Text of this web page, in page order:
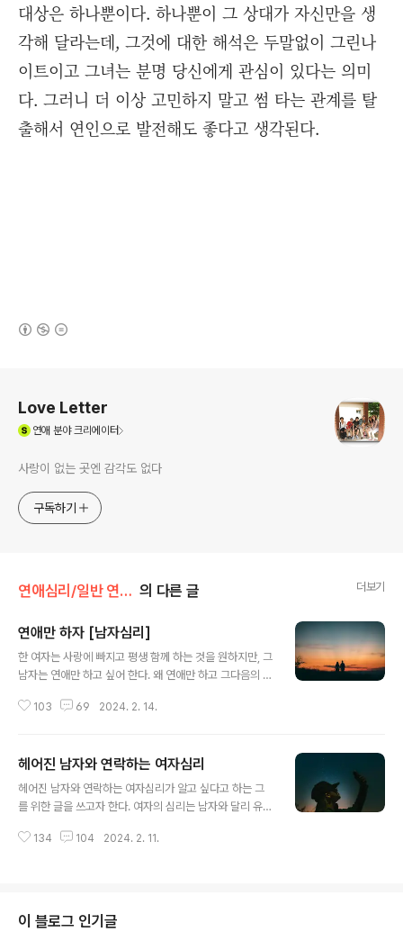
대상은 하나뿐이다. 하나뿐이 그 상대가 자신만을 생
각해 달라는데, 그것에 대한 해석은 두말없이 그린나
이트이고 그녀는 분명 당신에게 관심이 있다는 의미
다. 그러니 더 이상 고민하지 말고 썸 타는 관계를 탈
출해서 연인으로 발전해도 좋다고 생각된다.
Love Letter
연애 분야 크리에이터
사랑이 없는 곳엔 감각도 없다
구독하기
연애심리/일반 연애심리 의 다른 글 더보기
연애만 하자 [남자심리]
한 여자는 사랑에 빠지고 평생 함께 하는 것을 원하지만, 그
남자는 연애만 하고 싶어 한다. 왜 연애만 하고 그다음의 후
쓰고자 한다. 남녀의 심리는 각기 다를 수밖에 없다. 그런
은 NO 남자가 연애만 하자고 하는 것은 일단, 모든 짐으로
부터 벗어나고 싶은 생각이 있기 때문이다. 책임을 질 그런
일은 만들지 않겠다는 것과 같다. 연애만 하고 그것으로 끝
녀를 진정 아내로 맞이 하고 싶었다면, 연애만 하고 끝내지
103 69 2024. 2. 14.
헤어진 남자와 연락하는 여자심리
헤어진 남자와 연락하는 여자심리가 알고 싶다고 하는 그
를 위한 글을 쓰고자 한다. 여자의 심리는 남자와 달리 유난
는 심리의 대부분은 이성적이기보다는 감정에 호소하는 경
도로 사랑한다는 것이다. 때로는 술의 힘을 빌려서 끝난 관
계이지만, 전화를 해본다. 목소리를 듣고 위로함이라도 받
134 104 2024. 2. 11.
이 블로그 인기글